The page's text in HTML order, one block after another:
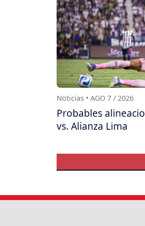
Noticias • AGO 7 / 2026
Probables
vs. Alianza Lima